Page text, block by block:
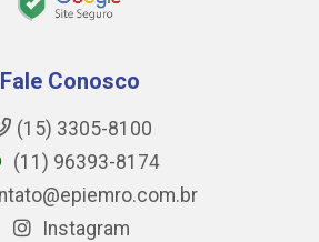
Fale Conosco
(15) 3305-8100
(11) 96393-8174
Instagram